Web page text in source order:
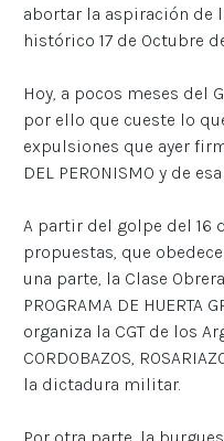
abortar la aspiración de
histórico 17 de Octubre
Hoy, a pocos meses del
por ello que cueste lo
expulsiones que ayer
DEL PERONISMO y de
A partir del golpe del 16
propuestas, que
una parte, la Clase
PROGRAMA DE
organiza la CGT de los
CORDOBAZOS,
la dictadura militar.